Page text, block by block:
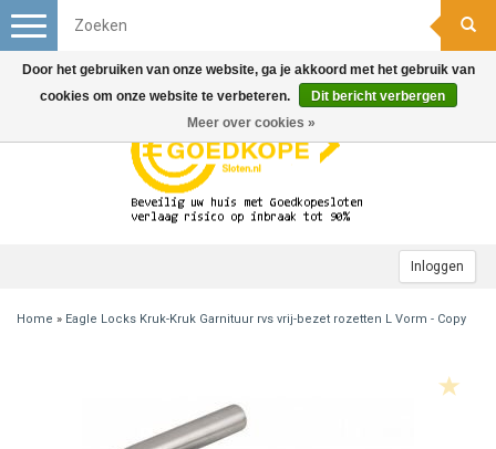
Inloggen
Toggle
navigation
Home » Eagle Locks Kruk-Kruk Garnituur rvs vrij-bezet rozetten L Vorm - Copy
Door het gebruiken van onze website, ga je akkoord met het gebruik van
cookies om onze website te verbeteren.
Dit bericht verbergen
Meer over cookies »